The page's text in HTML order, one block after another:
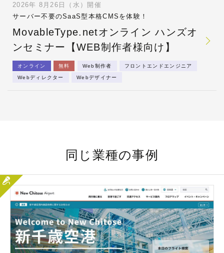
2026年 8月26日（水）開催
サーバー不要のSaaS型本格CMSを体験！
MovableType.netオンライン ハンズオ
ンセミナー【WEB制作者様向け】
オンライン 無料 Web制作者 フロントエンドエンジニア
Webディレクター Webデザイナー
同じ業種の事例